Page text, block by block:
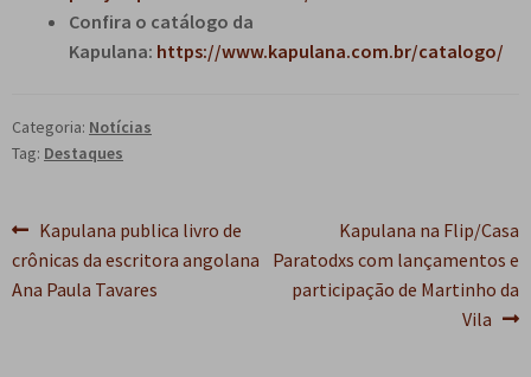
Confira o catálogo da
Kapulana: https://www.kapulana.com.br/catalogo/
Categoria: Notícias
Tag: Destaques
Navegação
de
Post
anterior:
Kapulana publica livro de
crônicas da escritora angolana
Ana Paula Tavares
Próximo
post:
Kapulana na Flip/Casa
Paratodxs com lançamentos e
participação de Martinho da
Vila